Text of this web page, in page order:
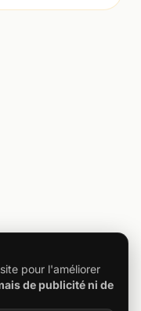
pour l'améliorer
de publicité ni de